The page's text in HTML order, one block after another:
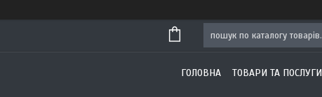
ГОЛОВНА ТОВАРИ ТА ПОСЛУГИ